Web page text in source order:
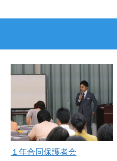
１年合同保護者会